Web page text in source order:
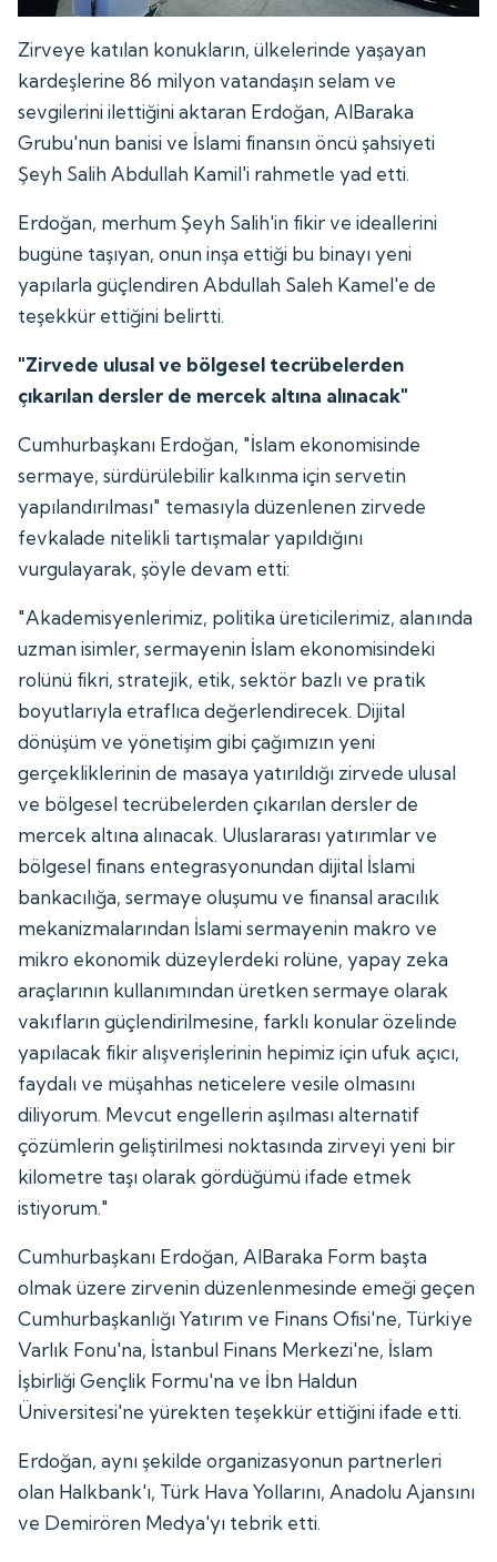
Zirveye katılan konukların, ülkelerinde yaşayan
kardeşlerine 86 milyon vatandaşın selam ve
sevgilerini ilettiğini aktaran Erdoğan, AlBaraka
Grubu'nun banisi ve İslami finansın öncü şahsiyeti
Şeyh Salih Abdullah Kamil'i rahmetle yad etti.
Erdoğan, merhum Şeyh Salih'in fikir ve ideallerini
bugüne taşıyan, onun inşa ettiği bu binayı yeni
yapılarla güçlendiren Abdullah Saleh Kamel'e de
teşekkür ettiğini belirtti.
"Zirvede ulusal ve bölgesel tecrübelerden
çıkarılan dersler de mercek altına alınacak"
Cumhurbaşkanı Erdoğan, "İslam ekonomisinde
sermaye, sürdürülebilir kalkınma için servetin
yapılandırılması" temasıyla düzenlenen zirvede
fevkalade nitelikli tartışmalar yapıldığını
vurgulayarak, şöyle devam etti:
"Akademisyenlerimiz, politika üreticilerimiz, alanında
uzman isimler, sermayenin İslam ekonomisindeki
rolünü fikri, stratejik, etik, sektör bazlı ve pratik
boyutlarıyla etraflıca değerlendirecek. Dijital
dönüşüm ve yönetişim gibi çağımızın yeni
gerçekliklerinin de masaya yatırıldığı zirvede ulusal
ve bölgesel tecrübelerden çıkarılan dersler de
mercek altına alınacak. Uluslararası yatırımlar ve
bölgesel finans entegrasyonundan dijital İslami
bankacılığa, sermaye oluşumu ve finansal aracılık
mekanizmalarından İslami sermayenin makro ve
mikro ekonomik düzeylerdeki rolüne, yapay zeka
araçlarının kullanımından üretken sermaye olarak
vakıfların güçlendirilmesine, farklı konular özelinde
yapılacak fikir alışverişlerinin hepimiz için ufuk açıcı,
faydalı ve müşahhas neticelere vesile olmasını
diliyorum. Mevcut engellerin aşılması alternatif
çözümlerin geliştirilmesi noktasında zirveyi yeni bir
kilometre taşı olarak gördüğümü ifade etmek
istiyorum."
Cumhurbaşkanı Erdoğan, AlBaraka Form başta
olmak üzere zirvenin düzenlenmesinde emeği geçen
Cumhurbaşkanlığı Yatırım ve Finans Ofisi'ne, Türkiye
Varlık Fonu'na, İstanbul Finans Merkezi'ne, İslam
İşbirliği Gençlik Formu'na ve İbn Haldun
Üniversitesi'ne yürekten teşekkür ettiğini ifade etti.
Erdoğan, aynı şekilde organizasyonun partnerleri
olan Halkbank'ı, Türk Hava Yollarını, Anadolu Ajansını
ve Demirören Medya'yı tebrik etti.